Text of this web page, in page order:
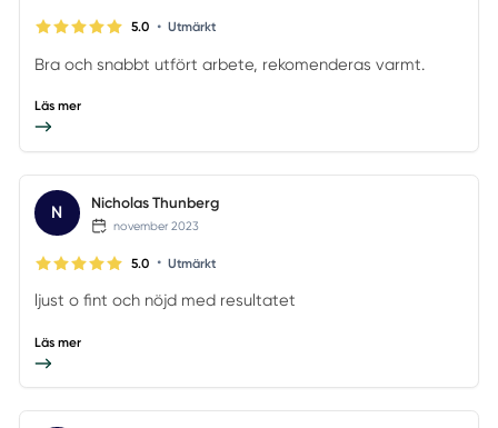
5.0 • Utmärkt
Bra och snabbt utfört arbete, rekomenderas varmt.
Läs mer
N Nicholas Thunberg
november 2023
5.0 • Utmärkt
ljust o fint och nöjd med resultatet
Läs mer